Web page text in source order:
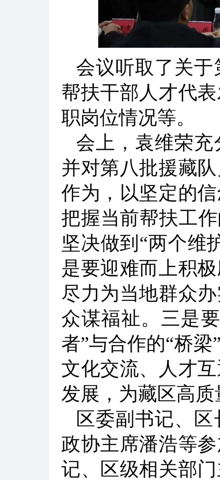
会议听取了关
帮扶干部人才代
职岗位情况等。
会上，袁维荣
并对第八批援藏
作为，以坚定的
把握当前帮扶工
坚决做到“两个维
是要迎难而上积
尽力为当地群众
众谋福祉。三是
者”与合作的“桥
文化交流、人才
发展，为藏区高
区委副书记、
政协主席潘浩等
记、区级相关部